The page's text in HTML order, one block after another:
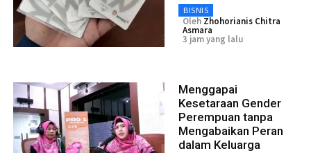
BISNIS
Oleh Zhohorianis Chitra
Asmara
3 jam yang lalu
Menggapai
Kesetaraan Gender
Perempuan tanpa
Mengabaikan Peran
dalam Keluarga